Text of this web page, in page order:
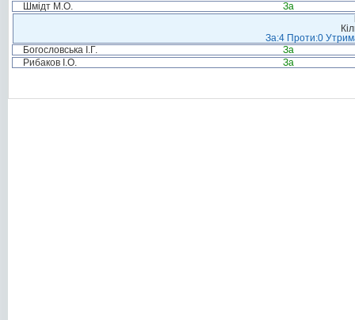
Шмідт М.О.
За
За:4 Проти:0
Богословська І.Г.
За
Рибаков І.О.
За